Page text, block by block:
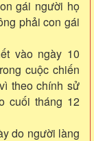
gái người họ
phải con gái
vào ngày 10
cuộc chiến
theo chính sử
cuối tháng 12
do người làng